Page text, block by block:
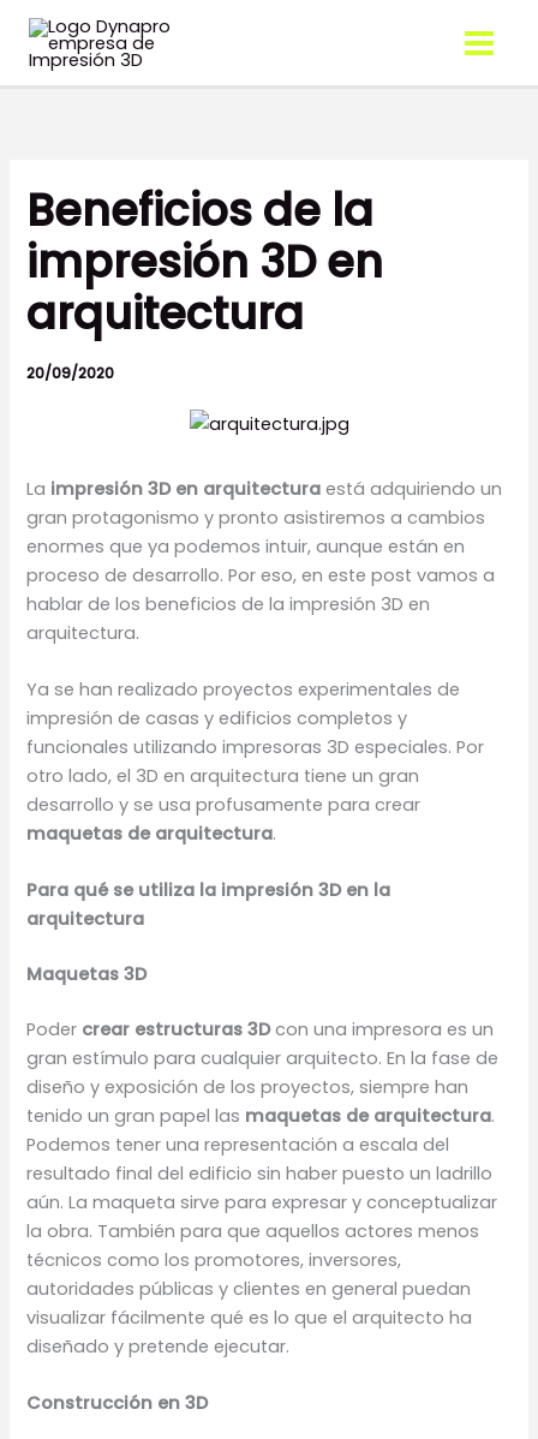
contenido
Beneficios de la
impresión 3D en
arquitectura
20/09/2020
La impresión 3D en arquitecturaestá adquiriendo un
gran protagonismo y pronto asistiremos a cambios
enormes que ya podemos intuir, aunque están en
proceso de desarrollo. Por eso, en este post vamos a
hablar de los beneficios de la impresión 3D en
arquitectura.
Ya se han realizado proyectos experimentales de
impresión de casas y edificios completos y
funcionales utilizando impresoras 3D especiales. Por
otro lado, el 3D en arquitectura tiene un gran
desarrollo y se usa profusamente para crear
maquetas de arquitectura.
Para qué se utiliza la impresión 3D en la
arquitectura
Maquetas 3D
Poder crear estructuras 3Dcon una impresora es un
gran estímulo para cualquier arquitecto. En la fase de
diseño y exposición de los proyectos, siempre han
tenido un gran papel las maquetas de arquitectura.
Podemos tener una representación a escala del
resultado final del edificio sin haber puesto un ladrillo
aún. La maqueta sirve para expresar y conceptualizar
la obra. También para que aquellos actores menos
técnicos como los promotores, inversores,
autoridades públicas y clientes en general puedan
visualizar fácilmente qué es lo que el arquitecto ha
diseñado y pretende ejecutar.
Construcción en 3D